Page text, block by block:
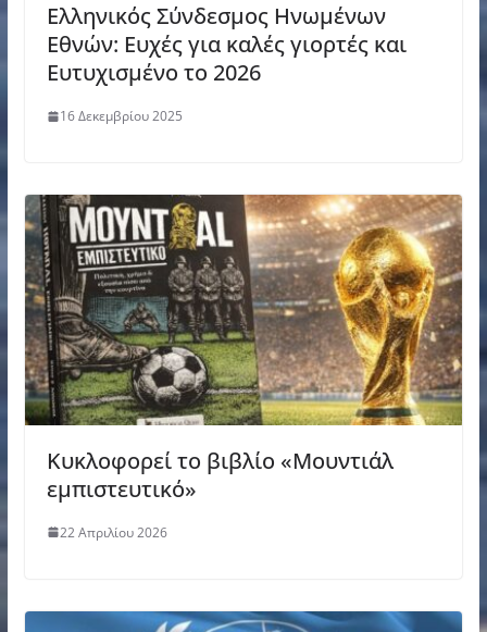
Ελληνικός Σύνδεσμος Ηνωμένων
Εθνών: Ευχές για καλές γιορτές και
Ευτυχισμένο το 2026
16 Δεκεμβρίου 2025
Κυκλοφορεί το βιβλίο «Μουντιάλ
εμπιστευτικό»
22 Απριλίου 2026